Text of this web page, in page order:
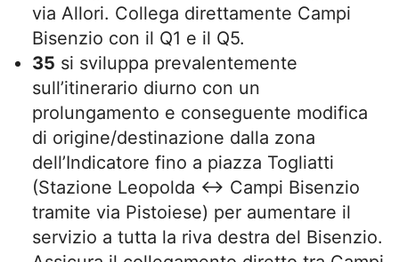
via Allori. Collega direttamente Campi
Bisenzio con il Q1 e il Q5.
35 si sviluppa prevalentemente
sull’itinerario diurno con un
prolungamento e conseguente modifica
di origine/destinazione dalla zona
dell’Indicatore fino a piazza Togliatti
(Stazione Leopolda ↔ Campi Bisenzio
tramite via Pistoiese) per aumentare il
servizio a tutta la riva destra del Bisenzio.